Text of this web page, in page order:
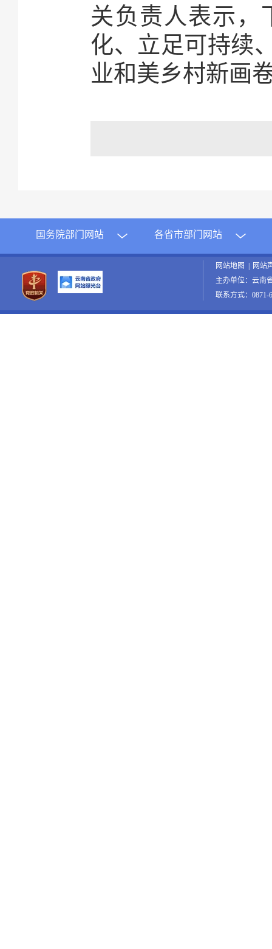
关负责人表示，
化、立足可持续
业和美乡村新画
国务院部门网站 各省市部门网站
网站地图 | 网站
主办单位：云南
联系方式：0871-